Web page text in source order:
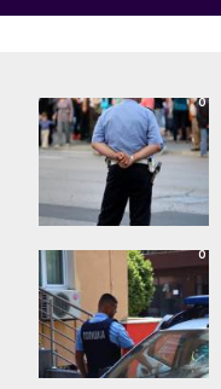
0
0